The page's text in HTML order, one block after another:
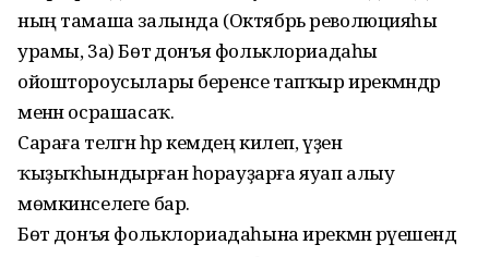
ның тамаша залында (Октябрь революцияһы
урамы, 3а) Бөтә донъя фольклориадаһы
ойоштороусылары беренсе тапҡыр ирекмәндәр
менән осрашасаҡ.
Сараға теләгән һәр кемдең килеп, үҙен
ҡыҙыҡһындырған һорауҙарға яуап алыу
мөмкинселеге бар.
Бөтә донъя фольклориадаһына ирекмән рәүешендә